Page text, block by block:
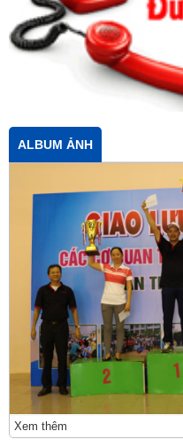
ALBUM ẢNH
Xem thêm